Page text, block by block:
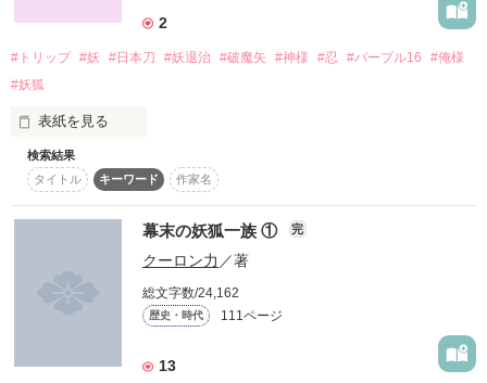
ーーーーーーーーーーーーーーーーーー
＊さっきも言ったように、
だいたい作者の妄想ですorz
＊流血、暴力などの表現あり
＊時代背景なんて関係ない言葉が
数えきれない程出てきます←
＊誤字・脱字はかなりあります。
*･゜ﾟ･*:.｡..｡.:*･*･゜ﾟ･*:.｡･*:.｡. .｡.:*･゜ﾟ･*
作品を読む
作品を読む
今、運命は歪な音をたて廻りだす――…
※未成年の飲酒 喫煙等 無免許運転は
◆ ビター様
本当にありがとうございます！
ジャンル別ランキング 13位
そんなとき美鶴の妊娠が発覚し、弧月の寵愛は深まっていくの
愛を忘れた娘が優しさに触れ愛を思い出す平安後宮懐妊シンデ
レラストーリー。
妻として、母として――娘は強くなる。
野いちご掲載　'23/10/07〜'23/10/19
作品を読む
       俺も一緒に抱えてやるよ
九条 憐（くじょう れん）
世界一の名探偵コードネーム[ミカエラ]
世界一のハッカー[闇の番人]
2
#トリップ #妖 #日本刀 #妖退治 #破魔矢 #神様 #忍 #パープル16
#俺様
#妖狐
表紙を見る
弓道を嗜む少女の名は、佐藤まや。
今年で花の女子高生になった。
7回目の優勝になったその日の午後。
検索結果
タイトル
キーワード 作家名
幕末の妖狐一族 ① 完
クーロン力 ／著
総文字数/24,162
歴史・時代 111ページ
13